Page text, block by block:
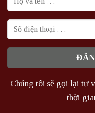
Chúng tôi sẽ gọi lại tư
thời